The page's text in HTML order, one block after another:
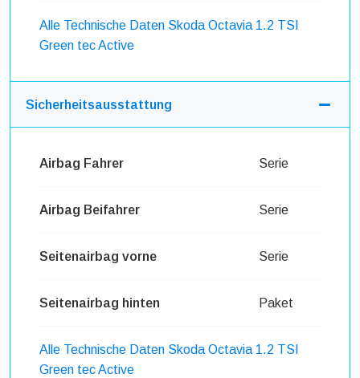
Alle Technische Daten Skoda Octavia 1.2 TSI
Green tec Active
Sicherheitsausstattung
Airbag Fahrer Serie
Airbag Beifahrer Serie
Seitenairbag vorne Serie
Seitenairbag hinten Paket
Alle Technische Daten Skoda Octavia 1.2 TSI
Green tec Active